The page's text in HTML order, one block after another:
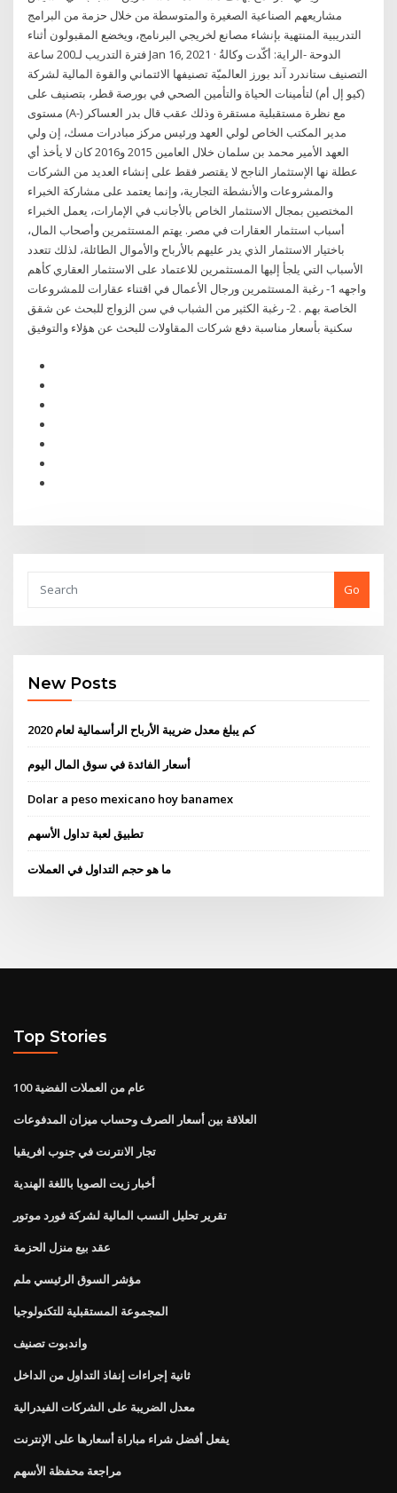
مشاريعهم الصناعية الصغيرة والمتوسطة من خلال حزمة من البرامج
التدريبية المنتهية بإنشاء مصانع لخريجي البرنامج، ويخضع المقبولون أثناء
فترة التدريب لـ200 ساعة Jan 16, 2021 · الدوحة -الراية: أكّدت وكالةُ
التصنيف ستاندرد آند بورز العالميّة تصنيفها الائتماني والقوة المالية لشركة
(كيو إل أم) لتأمينات الحياة والتأمين الصحي في بورصة قطر، بتصنيف على
مستوى (A-) مع نظرة مستقبلية مستقرة وذلك عقب قال بدر العساكر
مدير المكتب الخاص لولي العهد ورئیس مركز مبادرات مسك، إن ولي
العهد الأمير محمد بن سلمان خلال العامين 2015 و2016 كان لا يأخذ أي
عطلة نها الإستثمار الناجح لا يقتصر فقط على إنشاء العديد من الشركات
والمشروعات والأنشطة التجارية، وإنما يعتمد على مشاركة الخبراء
المختصين بمجال الاستثمار الخاص بالأجانب في الإمارات، يعمل الخبراء
أسباب استثمار العقارات في مصر. يهتم المستثمرين وأصحاب المال،
باختيار الاستثمار الذي يدر عليهم بالأرباح والأموال الطائلة، لذلك تتعدد
الأسباب التي يلجأ إليها المستثمرين للاعتماد على الاستثمار العقاري كأهم
واجهه 1- رغبة المستثمرين ورجال الأعمال في اقتناء عقارات للمشروعات
الخاصة بهم . 2- رغبة الكثير من الشباب في سن الزواج للبحث عن شقق
سكنية بأسعار مناسبة دفع شركات المقاولات للبحث عن هؤلاء والتوفيق
Go
New Posts
كم يبلغ معدل ضريبة الأرباح الرأسمالية لعام 2020
أسعار الفائدة في سوق المال اليوم
Dolar a peso mexicano hoy banamex
تطبيق لعبة تداول الأسهم
ما هو حجم التداول في العملات
Top Stories
100 عام من العملات الفضية
العلاقة بين أسعار الصرف وحساب ميزان المدفوعات
تجار الانترنت في جنوب افريقيا
أخبار زيت الصويا باللغة الهندية
تقرير تحليل النسب المالية لشركة فورد موتور
عقد بيع منزل الحزمة
مؤشر السوق الرئيسي ملم
المجموعة المستقبلية للتكنولوجيا
واندبوت تصنيف
ثانية إجراءات إنفاذ التداول من الداخل
معدل الضريبة على الشركات الفيدرالية
يفعل أفضل شراء مباراة أسعارها على الإنترنت
مراجعة محفظة الأسهم